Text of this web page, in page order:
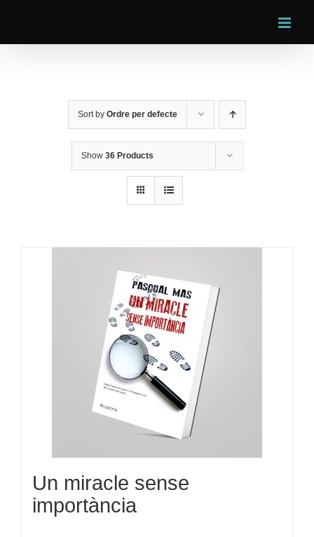
Sort by Ordre per defecte
Show 36 Products
Un miracle sense
importància